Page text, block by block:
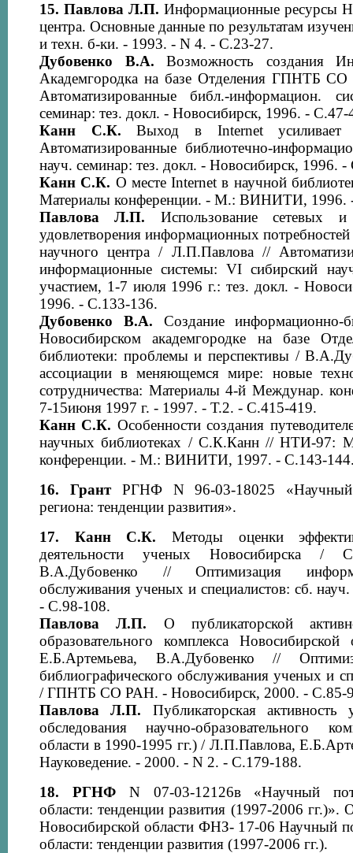
15. Павлова Л.П. Информационные ресурсы
центра. Основные данные по результатам
и техн. б-ки. - 1993. - N 4. - С.23-27.
Дубовенко В.А. Возможность создания
Академгородка на базе Отделения ГПНТБ
Автоматизированные библ.-информацион.
семинар: тез. докл. - Новосибирск, 1996. - С.47-
Канн С.К. Выход в Internet
Автоматизированные библиотечно-
науч. семинар: тез. докл. - Новосибирск, 1996.
Канн С.К. О месте Internet в научной
Материалы конференции. - М.: ВИНИТИ, 1996.
Павлова Л.П. Использование сетевых
удовлетворения информационных
научного центра / Л.П.Павлова //
информационные системы: VI сибирский
участием, 1-7 июля 1996 г.: тез. докл. -
1996. - С.133-136.
Дубовенко В.А. Создание информационно-
Новосибирском академгородке на базе
библиотеки: проблемы и перспективы /
ассоциации в меняющемся мире: новые
сотрудничества: Материалы 4-й Междунар.
7-15июня 1997 г. - 1997. - Т.2. - С.415-419.
Канн С.К. Особенности создания
научных библиотеках / С.К.Канн // НТИ-97:
конференции. - М.: ВИНИТИ, 1997. - С.143-
16.
ГрантРГНФ N 96-03-18025 «Научный
региона: тенденции развития».
17.
Канн С.К. Методы оценки
деятельности ученых Новосибирска /
В.А.Дубовенко // Оптимизация
обслуживания ученых и специалистов: сб.
- С.98-108.
Павлова Л.П. О публикаторской
образовательного комплекса
Е.Б.Артемьева, В.А.Дубовенко //
библиографического обслуживания ученых и
/ ГПНТБ СО РАН. - Новосибирск, 2000. - С.85-
Павлова Л.П. Публикаторская
обследования научно-образовательного
области в 1990-1995 гг.) / Л.П.Павлова,
Науковедение. - 2000. - N 2. - С.179-188.
18.
РГНФN 07-03-12126в «Научный
области: тенденции развития (1997-2006 гг.)».
Новосибирской области ФНЗ- 17-06 Научный
области: тенденции развития (1997-2006 гг.).